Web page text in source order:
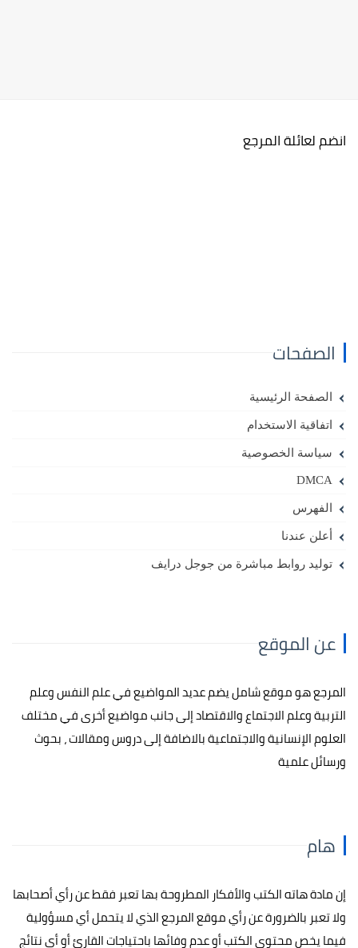
انضم لعائلة المرجع
الصفحات
الصفحة الرئيسية
اتفاقية الاستخدام
سياسة الخصوصية
DMCA
الفهرس
أعلن عندنا
توليد روابط مباشرة من جوجل درايف
عن الموقع
المرجع هو موقع شامل يضم عديد المواضيع في علم النفس وعلم
التربية وعلم الاجتماع والاقتصاد إلى جانب مواضيع أخرى في مختلف
العلوم الإنسانية والاجتماعية بالاضافة إلى دروس ومقالات ، بحوث
ورسائل علمية
هام
إن مادة هاته الكتب والأفكار المطروحة بها تعبر فقط عن رأي أصحابها
ولا تعبر بالضرورة عن رأي موقع المرجع الذي لا يتحمل أي مسؤولية
فيما يخص محتوى الكتب أو عدم وفائها باحتياجات القارئ أو أي نتائج